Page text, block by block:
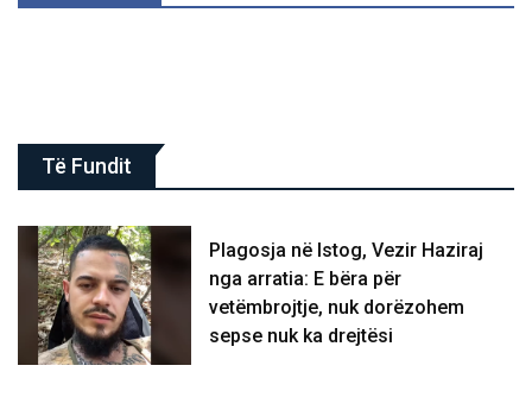
Të Fundit
Plagosja në Istog, Vezir Haziraj
nga arratia: E bëra për
vetëmbrojtje, nuk dorëzohem
sepse nuk ka drejtësi